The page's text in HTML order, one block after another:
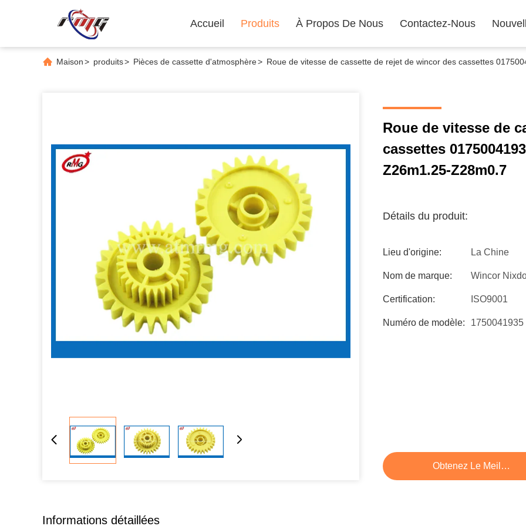
Accueil Produits À Propos De Nous Contactez-Nous
Maison> produits> Pièces de cassette d'atmosphère> Roue de vitesse de cassette de rejet de wincor des cassettes
Roue de vitesse de
cassettes
Z26m1.25-Z28m0.7
Détails du produit:
Lieu d'origine: La Chine
Nom de marque: Wincor
Certification: ISO9001
Numéro de modèle: 1750041935
Obtenez Le Meilleur
Informations détaillées